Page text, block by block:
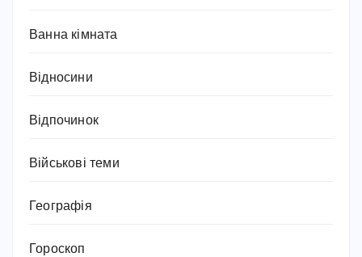
Ванна кімната
Відносини
Відпочинок
Військові теми
Географія
Гороскоп